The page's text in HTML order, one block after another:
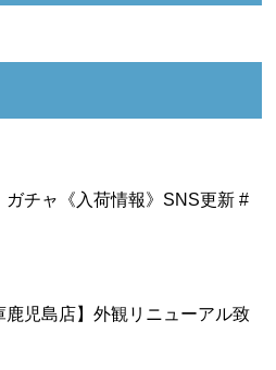
ガチャ《入荷情報》SNS更新 #
鹿児島店】外観リニューアル致